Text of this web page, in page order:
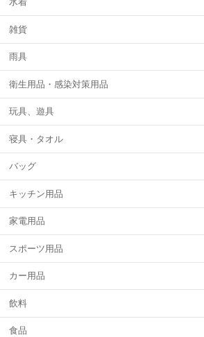
雑貨
雨具
衛生用品・感染対策用品
玩具、遊具
寝具・タオル
バッグ
キッチン用品
家電用品
スポーツ用品
カー用品
飲料
食品